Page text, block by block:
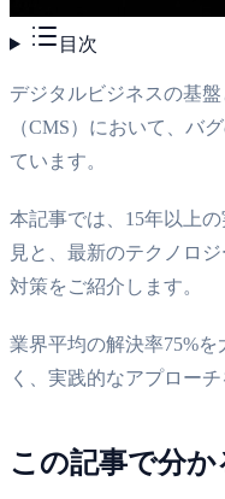
目次
デジタルビジネスの基
（CMS）において、バ
ています。
本記事では、15年以上
見と、最新のテクノロ
対策をご紹介します。
業界平均の解決率75%
く、実践的なアプローチ
この記事で分か